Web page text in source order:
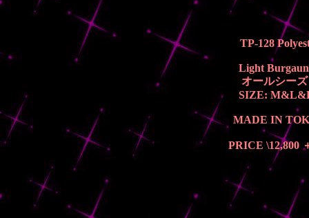
TP-128
Light
オールシー
SIZE:
MADE IN
PRICE \12,800